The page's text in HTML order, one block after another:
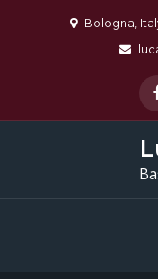
Bologna,